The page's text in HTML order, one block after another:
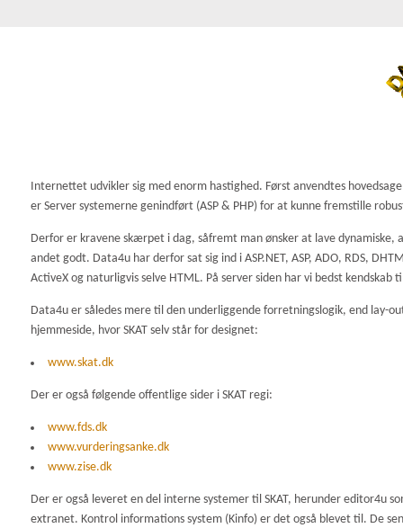
Internettet udvikler sig med enorm hastighed. Først anvendtes
er Server systemerne genindført (ASP & PHP) for at kunne fremstille
Derfor er kravene skærpet i dag, såfremt man ønsker at lave dynamiske,
andet godt. Data4u har derfor sat sig ind i ASP.NET, ASP, ADO, RDS,
ActiveX og naturligvis selve HTML. På server siden har vi bedst kendskab
Data4u er således mere til den underliggende forretningslogik, end lay-
hjemmeside, hvor SKAT selv står for designet:
www.skat.dk
Der er også følgende offentlige sider i SKAT regi:
www.fds.dk
www.vurderingsanke.dk
www.zise.dk
Der er også leveret en del interne systemer til SKAT, herunder editor4u
extranet. Kontrol informations system (Kinfo) er det også blevet til. De